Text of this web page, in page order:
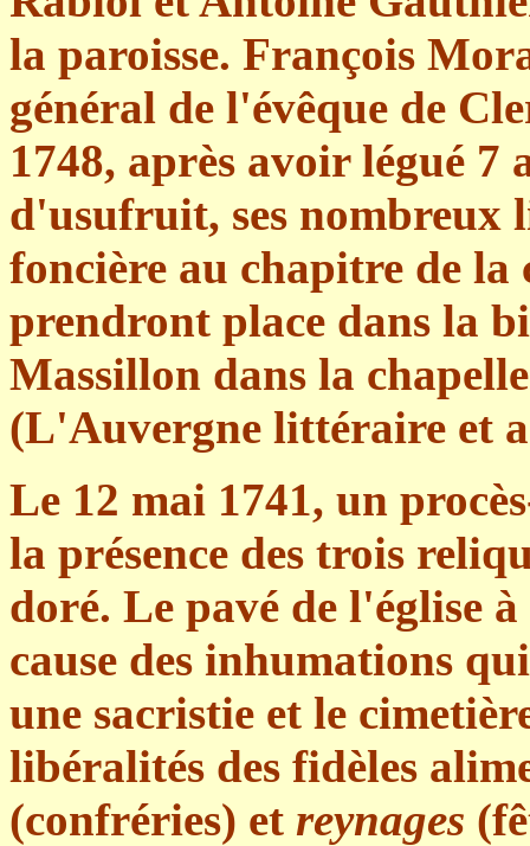
la paroisse. François
général de l'évêque de
1748, après avoir légué 7
d'usufruit, ses nombreux
foncière au chapitre de la
prendront place dans la
Massillon dans la
(L'Auvergne littéraire et
Le 12 mai 1741, un
la présence des trois
doré. Le pavé de l'église
cause des inhumations
une sacristie et le
libéralités des fidèles
(confréries) et reynages